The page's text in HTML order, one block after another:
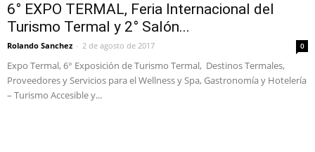
6° EXPO TERMAL, Feria Internacional del
Turismo Termal y 2° Salón...
Rolando Sanchez - 2 de agosto de 2017 0
Expo Termal, 6° Exposición de Turismo Termal, Destinos Termales,
Proveedores y Servicios para el Wellness y Spa, Gastronomía y Hotelería
– Turismo Accesible y...